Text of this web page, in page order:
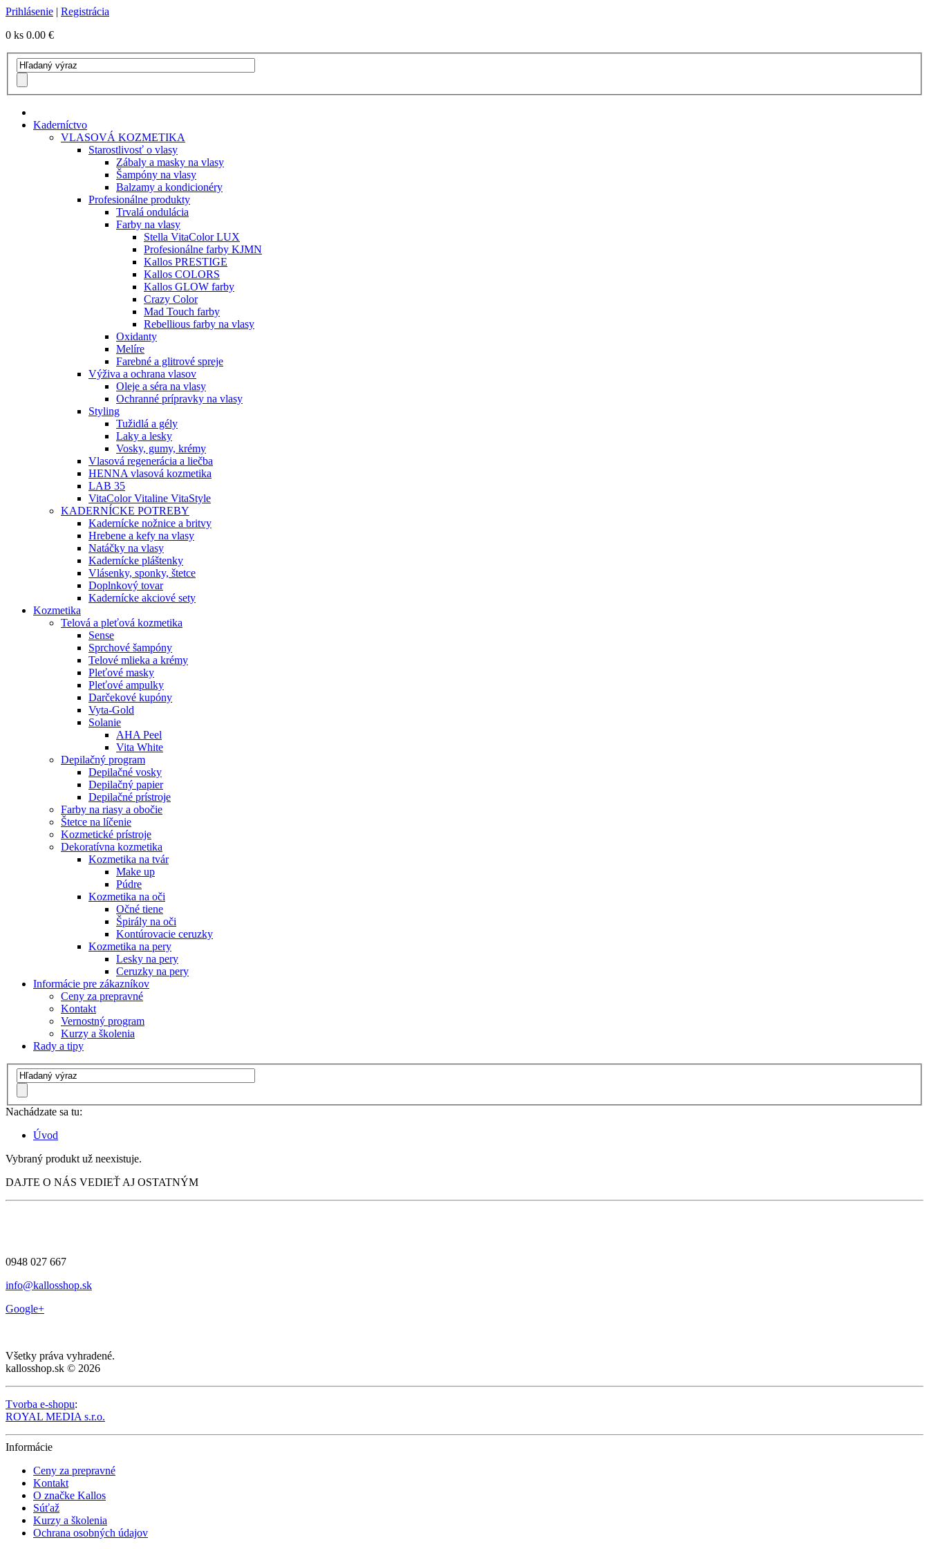
Prihlásenie | Registrácia
0 ks 0.00 €
Kaderníctvo
VLASOVÁ KOZMETIKA
Starostlivosť o vlasy
Zábaly a masky na vlasy
Šampóny na vlasy
Balzamy a kondicionéry
Profesionálne produkty
Trvalá ondulácia
Farby na vlasy
Stella VitaColor LUX
Profesionálne farby KJMN
Kallos PRESTIGE
Kallos COLORS
Kallos GLOW farby
Crazy Color
Mad Touch farby
Rebellious farby na vlasy
Oxidanty
Melíre
Farebné a glitrové spreje
Výživa a ochrana vlasov
Oleje a séra na vlasy
Ochranné prípravky na vlasy
Styling
Tužidlá a gély
Laky a lesky
Vosky, gumy, krémy
Vlasová regenerácia a liečba
HENNA vlasová kozmetika
LAB 35
VitaColor Vitaline VitaStyle
KADERNÍCKE POTREBY
Kadernícke nožnice a britvy
Hrebene a kefy na vlasy
Natáčky na vlasy
Kadernícke pláštenky
Vlásenky, sponky, štetce
Doplnkový tovar
Kadernícke akciové sety
Kozmetika
Telová a pleťová kozmetika
Sense
Sprchové šampóny
Telové mlieka a krémy
Pleťové masky
Pleťové ampulky
Darčekové kupóny
Vyta-Gold
Solanie
AHA Peel
Vita White
Depilačný program
Depilačné vosky
Depilačný papier
Depilačné prístroje
Farby na riasy a obočie
Štetce na líčenie
Kozmetické prístroje
Dekoratívna kozmetika
Kozmetika na tvár
Make up
Púdre
Kozmetika na oči
Očné tiene
Špirály na oči
Kontúrovacie ceruzky
Kozmetika na pery
Lesky na pery
Ceruzky na pery
Informácie pre zákazníkov
Ceny za prepravné
Kontakt
Vernostný program
Kurzy a školenia
Rady a tipy
Nachádzate sa tu:
Úvod
Vybraný produkt už neexistuje.
DAJTE O NÁS VEDIEŤ AJ OSTATNÝM
0948 027 667
info@kallosshop.sk
Google+
Všetky práva vyhradené.
kallosshop.sk © 2026
Tvorba e-shopu:
ROYAL MEDIA s.r.o.
Informácie
Ceny za prepravné
Kontakt
O značke Kallos
Súťaž
Kurzy a školenia
Ochrana osobných údajov